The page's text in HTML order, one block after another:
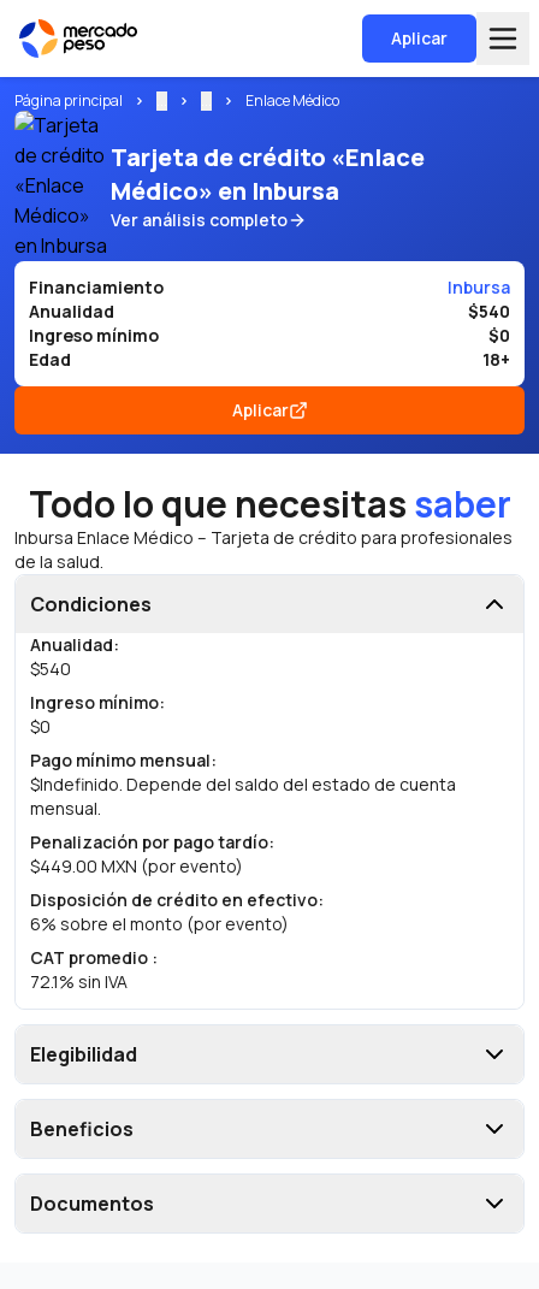
Aplicar
Página principal Enlace Médico
Tarjeta de crédito «Enlace
Médico» en Inbursa
Ver análisis completo
Financiamiento
Inbursa
Anualidad
$540
Ingreso mínimo
$0
Edad
18+
Aplicar
Todo lo que necesitassaber
Inbursa Enlace Médico – Tarjeta de crédito para profesionales
de la salud.
Condiciones
Anualidad:
$540
Ingreso mínimo:
$0
Pago mínimo mensual:
$Indefinido. Depende del saldo del estado de cuenta
mensual.
Penalización por pago tardío:
$449.00 MXN (por evento)
Disposición de crédito en efectivo:
6% sobre el monto (por evento)
CAT promedio :
72.1% sin IVA
Elegibilidad
Beneficios
Documentos